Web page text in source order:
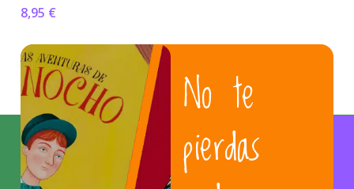
8,95 €
No te
pierdas